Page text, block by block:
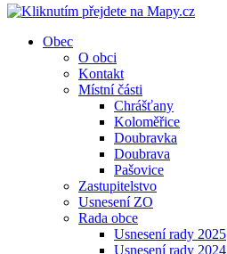
Obec
O obci
Kontakt
Místní části
Chrášťany
Koloměřice
Doubravka
Doubrava
Pašovice
Zastupitelstvo
Usnesení ZO
Rada obce
Usnesení rady 2025
Usnesení rady 2024